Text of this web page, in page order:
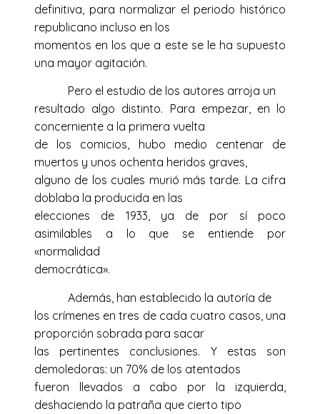
definitiva, para normalizar el periodo histórico
republicano incluso en los
momentos en los que a este se le ha supuesto
una mayor agitación.
Pero el estudio de los autores arroja un
resultado algo distinto. Para empezar, en lo
concerniente a la primera vuelta
de los comicios, hubo medio centenar de
muertos y unos ochenta heridos graves,
alguno de los cuales murió más tarde. La cifra
doblaba la producida en las
elecciones de 1933, ya de por sí poco
asimilables a lo que se entiende por
«normalidad
democrática».
Además, han establecido la autoría de
los crímenes en tres de cada cuatro casos, una
proporción sobrada para sacar
las pertinentes conclusiones. Y estas son
demoledoras: un 70% de los atentados
fueron llevados a cabo por la izquierda,
deshaciendo la patraña que cierto tipo